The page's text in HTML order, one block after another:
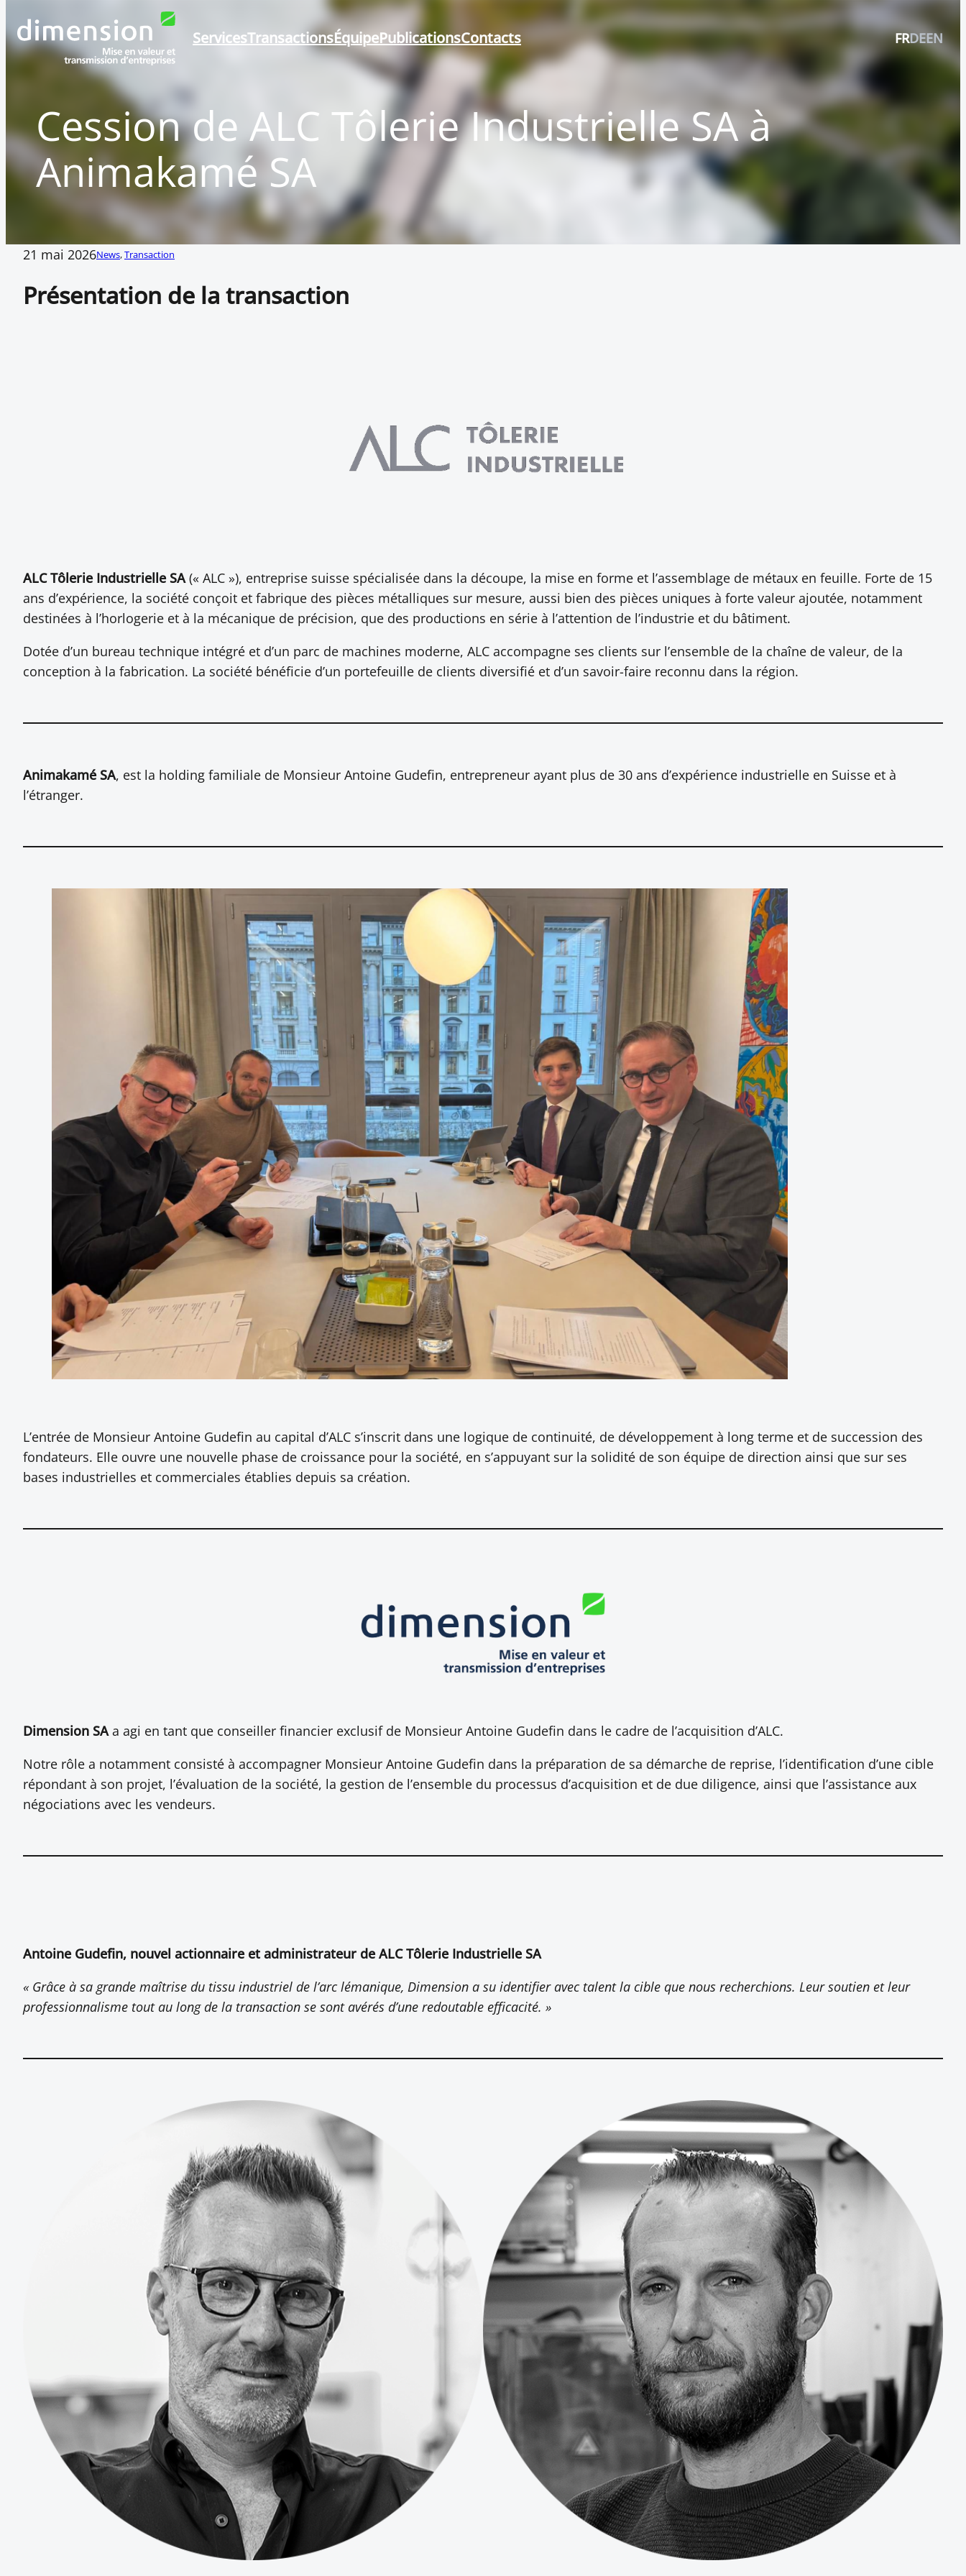
au
contenu
ServicesTransactionsÉquipePublicationsContacts FRDEEN
Cession de ALC Tôlerie Industrielle SA à
Animakamé SA
21 mai 2026News, Transaction
Présentation de la transaction
ALC Tôlerie Industrielle SA(« ALC »), entreprise suisse spécialisée dans la découpe, la mise en forme et l’assemblage de métaux en feuille. Forte de 15
ans d’expérience, la société conçoit et fabrique des pièces métalliques sur mesure, aussi bien des pièces uniques à forte valeur ajoutée, notamment
destinées à l’horlogerie et à la mécanique de précision, que des productions en série à l’attention de l’industrie et du bâtiment.
Dotée d’un bureau technique intégré et d’un parc de machines moderne, ALC accompagne ses clients sur l’ensemble de la chaîne de valeur, de la
conception à la fabrication. La société bénéficie d’un portefeuille de clients diversifié et d’un savoir-faire reconnu dans la région.
Animakamé SA, est la holding familiale de Monsieur Antoine Gudefin, entrepreneur ayant plus de 30 ans d’expérience industrielle en Suisse et à
l’étranger.
L’entrée de Monsieur Antoine Gudefin au capital d’ALC s’inscrit dans une logique de continuité, de développement à long terme et de succession des
fondateurs. Elle ouvre une nouvelle phase de croissance pour la société, en s’appuyant sur la solidité de son équipe de direction ainsi que sur ses
bases industrielles et commerciales établies depuis sa création.
Dimension SAa agi en tant que conseiller financier exclusif de Monsieur Antoine Gudefin dans le cadre de l’acquisition d’ALC.
Notre rôle a notamment consisté à accompagner Monsieur Antoine Gudefin dans la préparation de sa démarche de reprise, l’identification d’une cible
répondant à son projet, l’évaluation de la société, la gestion de l’ensemble du processus d’acquisition et de due diligence, ainsi que l’assistance aux
négociations avec les vendeurs.
Antoine Gudefin, nouvel actionnaire et administrateur de ALC Tôlerie Industrielle SA
« Grâce à sa grande maîtrise du tissu industriel de l’arc lémanique, Dimension a su identifier avec talent la cible que nous recherchions. Leur soutien et leur
professionnalisme tout au long de la transaction se sont avérés d’une redoutable efficacité. »